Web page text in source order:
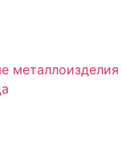
металлоизделия